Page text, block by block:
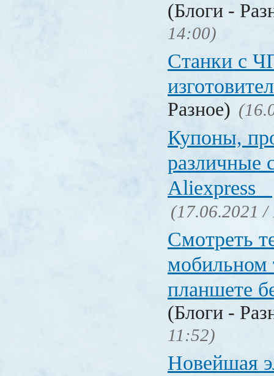
(Блоги -
14:00)
Станки с
Разное)
Купоны,
различные
Aliexpress
(17.06.2021 /
Смотреть
мобильном
планшете
(Блоги -
11:52)
Новейшая